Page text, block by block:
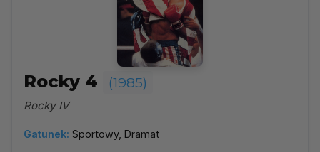
Rocky 4 (1985)
Rocky IV
Gatunek: Sportowy, Dramat